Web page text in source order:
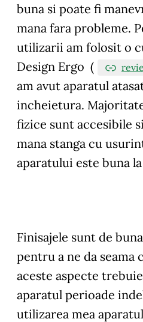
buna si poate fi
mana fara probleme.
utilizarii am folosit o
Design Ergo (
am avut aparatul
incheietura.
fizice sunt accesibile
mana stanga cu
aparatului este buna
Finisajele sunt de
pentru a ne da seama
aceste aspecte
aparatul perioade
utilizarea mea